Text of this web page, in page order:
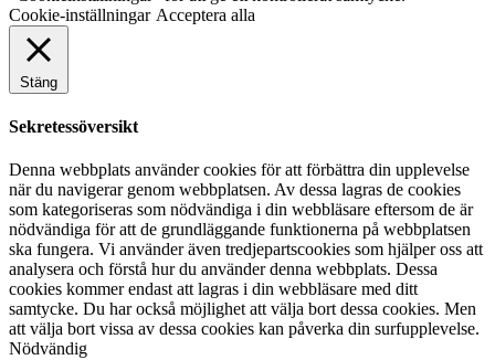
Cookie-inställningar Acceptera alla
Stäng
Sekretessöversikt
Denna webbplats använder cookies för att förbättra din upplevelse
när du navigerar genom webbplatsen. Av dessa lagras de cookies
som kategoriseras som nödvändiga i din webbläsare eftersom de är
nödvändiga för att de grundläggande funktionerna på webbplatsen
ska fungera. Vi använder även tredjepartscookies som hjälper oss att
analysera och förstå hur du använder denna webbplats. Dessa
cookies kommer endast att lagras i din webbläsare med ditt
samtycke. Du har också möjlighet att välja bort dessa cookies. Men
att välja bort vissa av dessa cookies kan påverka din surfupplevelse.
Nödvändig